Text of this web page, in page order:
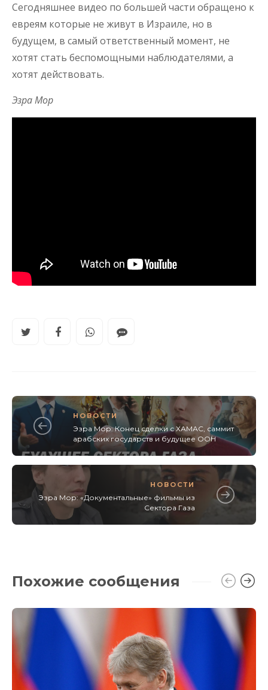
Сегодняшнее видео по большей части обращено к
евреям которые не живут в Израиле, но в
будущем, в самый ответственный момент, не
хотят стать беспомощными наблюдателями, а
хотят действовать.
Эзра Мор
НОВОСТИ
Эзра Мор: Конец сделки с ХАМАС, саммит
арабских государств и будущее ООН
НОВОСТИ
Эзра Мор: «Документальные» фильмы из
Сектора Газа
Похожие сообщения